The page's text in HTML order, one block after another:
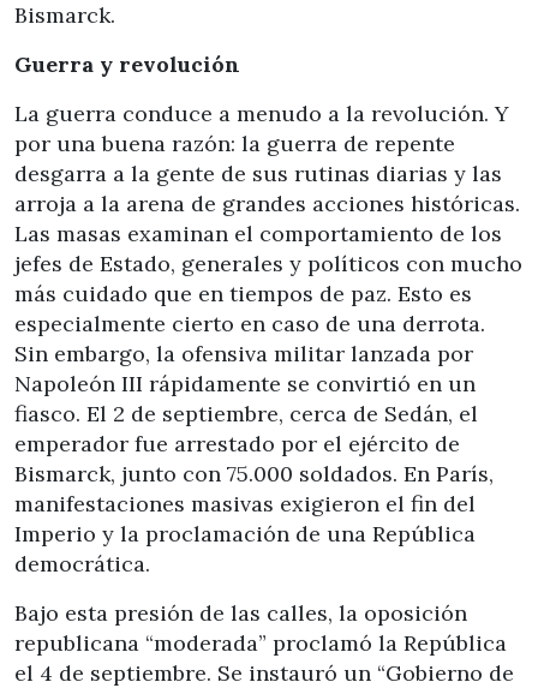
Bismarck.
Guerra y revolución
La guerra conduce a menudo a la revolución. Y
por una buena razón: la guerra de repente
desgarra a la gente de sus rutinas diarias y las
arroja a la arena de grandes acciones históricas.
Las masas examinan el comportamiento de los
jefes de Estado, generales y políticos con mucho
más cuidado que en tiempos de paz. Esto es
especialmente cierto en caso de una derrota.
Sin embargo, la ofensiva militar lanzada por
Napoleón III rápidamente se convirtió en un
fiasco. El 2 de septiembre, cerca de Sedán, el
emperador fue arrestado por el ejército de
Bismarck, junto con 75.000 soldados. En París,
manifestaciones masivas exigieron el fin del
Imperio y la proclamación de una República
democrática.
Bajo esta presión de las calles, la oposición
republicana “moderada” proclamó la República
el 4 de septiembre. Se instauró un “Gobierno de